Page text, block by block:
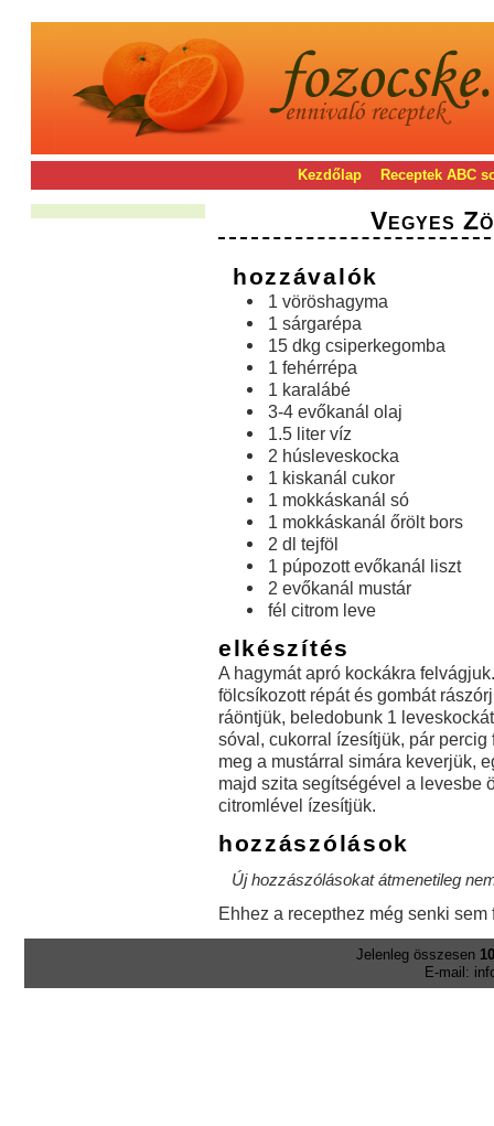
Kezdőlap Receptek ABC
Vegyes
hozzávalók
1 vöröshagyma
1 sárgarépa
15 dkg csiperkegomba
1 fehérrépa
1 karalábé
3-4 evőkanál olaj
1.5 liter víz
2 húsleveskocka
1 kiskanál cukor
1 mokkáskanál só
1 mokkáskanál őrölt bors
2 dl tejföl
1 púpozott evőkanál liszt
2 evőkanál mustár
fél citrom leve
elkészítés
A hagymát apró kockákra
fölcsíkozott répát és gombát
ráöntjük, beledobunk 1
sóval, cukorral ízesítjük, pár
meg a mustárral simára keverjük,
majd szita segítségével a levesbe
citromlével ízesítjük.
hozzászólások
Új hozzászólásokat átmenetileg
Ehhez a recepthez még senki sem
Jelenleg összesen
E-mail: